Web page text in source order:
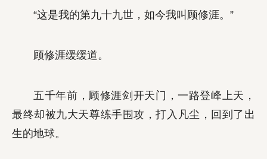
“这是我的第九十九世，如今我叫顾修涯。”
顾修涯缓缓道。
五千年前，顾修涯剑开天门，一路登峰上天，
最终却被九大天尊练手围攻，打入凡尘，回到了出
生的地球。